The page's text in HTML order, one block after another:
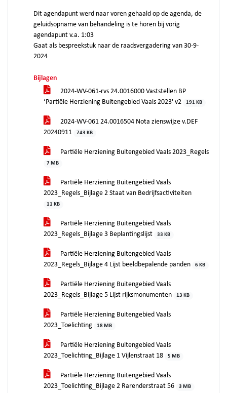
Dit agendapunt werd naar voren gehaald op de agenda, de
geluidsopname van behandeling is te horen bij vorig
agendapunt v.a. 1:03
Gaat als bespreekstuk naar de raadsvergadering van 30-9-
2024
Bijlagen
2024-WV-061-rvs 24.0016000 Vaststellen BP
‘Partiële Herziening Buitengebied Vaals 2023' v2
191 KB
2024-WV-061 24.0016504 Nota zienswijze v.DEF
20240911
743 KB
Partiële Herziening Buitengebied Vaals 2023_Regels
7 MB
Partiële Herziening Buitengebied Vaals
2023_Regels_Bijlage 2 Staat van Bedrijfsactiviteiten
11 KB
Partiële Herziening Buitengebied Vaals
2023_Regels_Bijlage 3 Beplantingslijst
33 KB
Partiële Herziening Buitengebied Vaals
2023_Regels_Bijlage 4 Lijst beeldbepalende panden
6 KB
Partiële Herziening Buitengebied Vaals
2023_Regels_Bijlage 5 Lijst rijksmonumenten
13 KB
Partiële Herziening Buitengebied Vaals
2023_Toelichting
18 MB
Partiële Herziening Buitengebied Vaals
2023_Toelichting_Bijlage 1 Vijlenstraat 18
5 MB
Partiële Herziening Buitengebied Vaals
2023_Toelichting_Bijlage 2 Rarenderstraat 56
3 MB